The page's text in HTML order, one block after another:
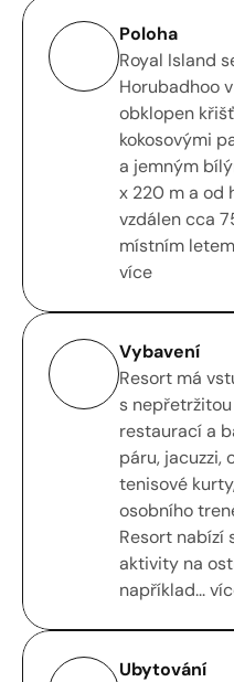
Poloha
Royal Island
Horubadhoo
obklopen
kokosovými
a jemným
x 220 m a od
vzdálen cca
místním
více
Vybavení
Resort má
s
restaurací a
páru, jacuzzi,
tenisové
osobního
Resort nabízí
aktivity na
například...
Ubytování